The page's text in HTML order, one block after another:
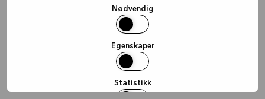
Nødvendig
Egenskaper
Statistikk